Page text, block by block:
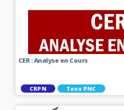
CER : Analyse en Cours
CRPN Tous PNC